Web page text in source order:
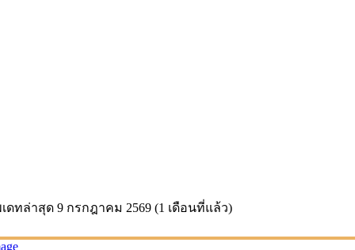
ดทล่าสุด 9 กรกฎาคม 2569 (1 เดือนที่แล้ว)